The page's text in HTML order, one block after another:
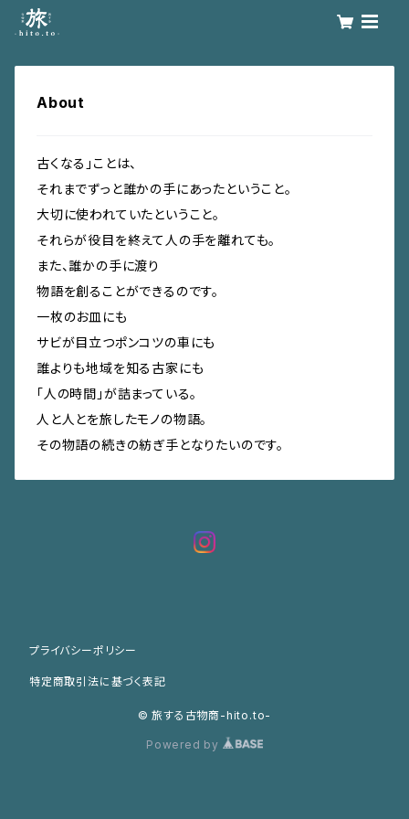
About
古くなる」ことは、
それまでずっと誰かの手にあったということ。
大切に使われていたということ。
それらが役目を終えて人の手を離れても。
また、誰かの手に渡り
物語を創ることができるのです。
一枚のお皿にも
サビが目立つポンコツの車にも
誰よりも地域を知る古家にも
「人の時間」が詰まっている。
人と人とを旅したモノの物語。
その物語の続きの紡ぎ手となりたいのです。
プライバシーポリシー
特定商取引法に基づく表記
© 旅する古物商-hito.to-
Powered by